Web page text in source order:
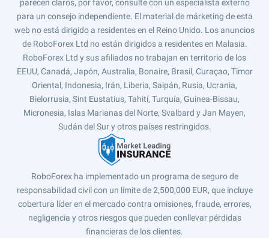
parecen claros, por favor, consulte con un especialista externo
para un consejo independiente. El material de márketing de esta
web no está dirigido a residentes en el Reino Unido. Los anuncios
de RoboForex Ltd no están dirigidos a residentes en Malasia.
RoboForex Ltd y sus afiliados no trabajan en territorio de los
EEUU, Canadá, Japón, Australia, Bonaire, Brasil, Curaçao, Timor
Oriental, Indonesia, Irán, Liberia, Saipán, Rusia, Ucrania,
Bielorrusia, Sint Eustatius, Tahití, Turquía, Guinea-Bissau,
Micronesia, Islas Marianas del Norte, Svalbard y Jan Mayen,
Sudán del Sur y otros países restringidos.
RoboForex ha implementado un programa de seguro de
responsabilidad civil con un límite de 2,500,000 EUR, que incluye
cobertura líder en el mercado contra omisiones, fraude, errores,
negligencia y otros riesgos que pueden conllevar pérdidas
financieras de los clientes.